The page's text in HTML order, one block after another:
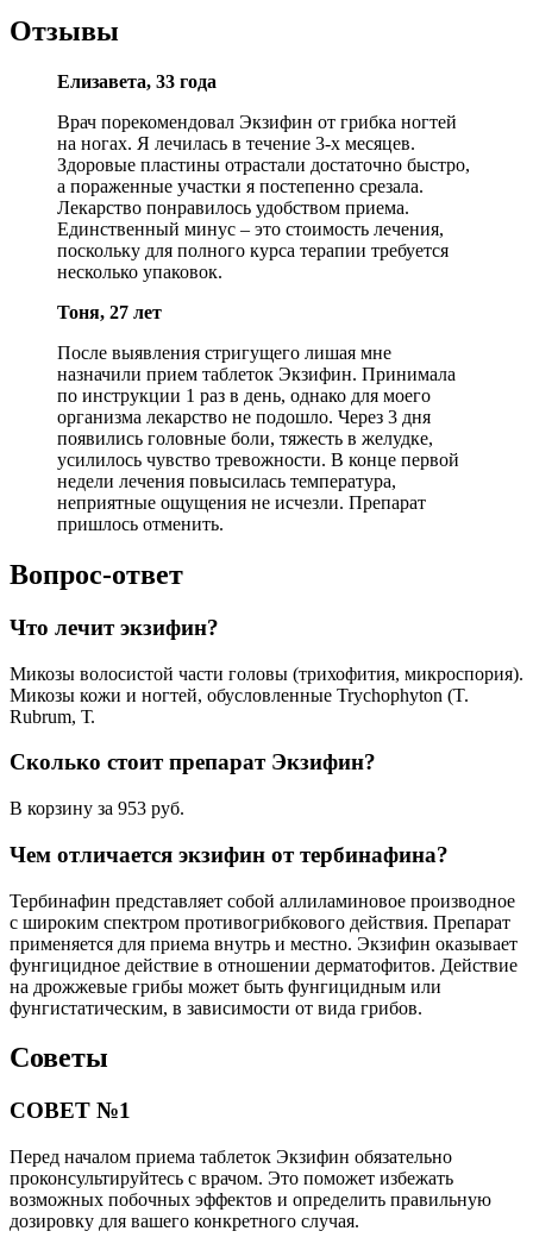
Отзывы
Елизавета, 33 года
Врач порекомендовал Экзифин от грибка ногтей
на ногах. Я лечилась в течение 3-х месяцев.
Здоровые пластины отрастали достаточно быстро,
а пораженные участки я постепенно срезала.
Лекарство понравилось удобством приема.
Единственный минус – это стоимость лечения,
поскольку для полного курса терапии требуется
несколько упаковок.
Тоня, 27 лет
После выявления стригущего лишая мне
назначили прием таблеток Экзифин. Принимала
по инструкции 1 раз в день, однако для моего
организма лекарство не подошло. Через 3 дня
появились головные боли, тяжесть в желудке,
усилилось чувство тревожности. В конце первой
недели лечения повысилась температура,
неприятные ощущения не исчезли. Препарат
пришлось отменить.
Вопрос-ответ
Что лечит экзифин?
Микозы волосистой части головы (трихофития, микроспория).
Микозы кожи и ногтей, обусловленные Trychophyton (T.
Rubrum, Т.
Сколько стоит препарат Экзифин?
В корзину за 953 руб.
Чем отличается экзифин от тербинафина?
Тербинафин представляет собой аллиламиновое производное
с широким спектром противогрибкового действия. Препарат
применяется для приема внутрь и местно. Экзифин оказывает
фунгицидное действие в отношении дерматофитов. Действие
на дрожжевые грибы может быть фунгицидным или
фунгистатическим, в зависимости от вида грибов.
Советы
СОВЕТ №1
Перед началом приема таблеток Экзифин обязательно
проконсультируйтесь с врачом. Это поможет избежать
возможных побочных эффектов и определить правильную
дозировку для вашего конкретного случая.